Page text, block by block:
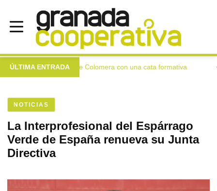
ÚLTIMA ENTRADA
a las mujeres de Colomera con una cata formativa
NOTICIAS
La Interprofesional del Espárrago
Verde de España renueva su Junta
Directiva